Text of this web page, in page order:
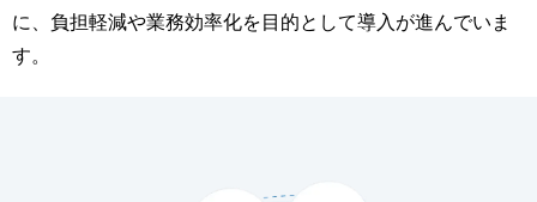
に、負担軽減や業務効率化を目的として導入が進んでいま
す。